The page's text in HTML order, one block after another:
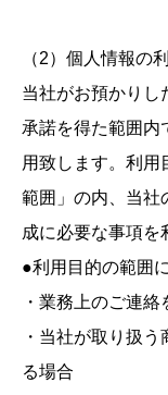
（2）個人情報の
当社がお預かりし
承諾を得た範囲内
用致します。利用
範囲」の内、当社
成に必要な事項を
●利用目的の範囲
・業務上のご連絡
・当社が取り扱
る場合